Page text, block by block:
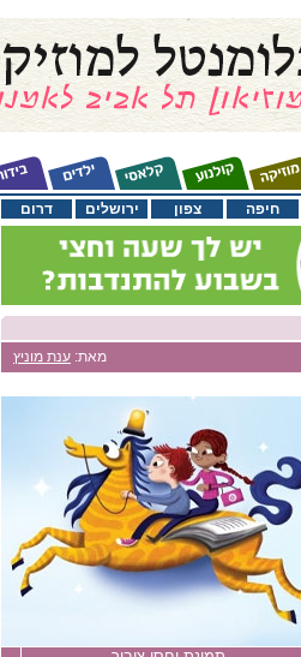
דרום ירושלים צפון חיפה
מאת: ענת מוניץ